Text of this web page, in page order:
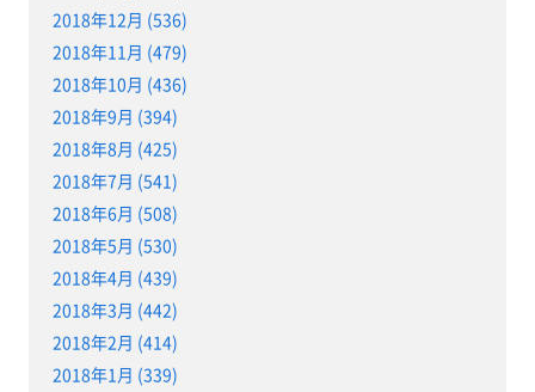
2018年12月 (536)
2018年11月 (479)
2018年10月 (436)
2018年9月 (394)
2018年8月 (425)
2018年7月 (541)
2018年6月 (508)
2018年5月 (530)
2018年4月 (439)
2018年3月 (442)
2018年2月 (414)
2018年1月 (339)